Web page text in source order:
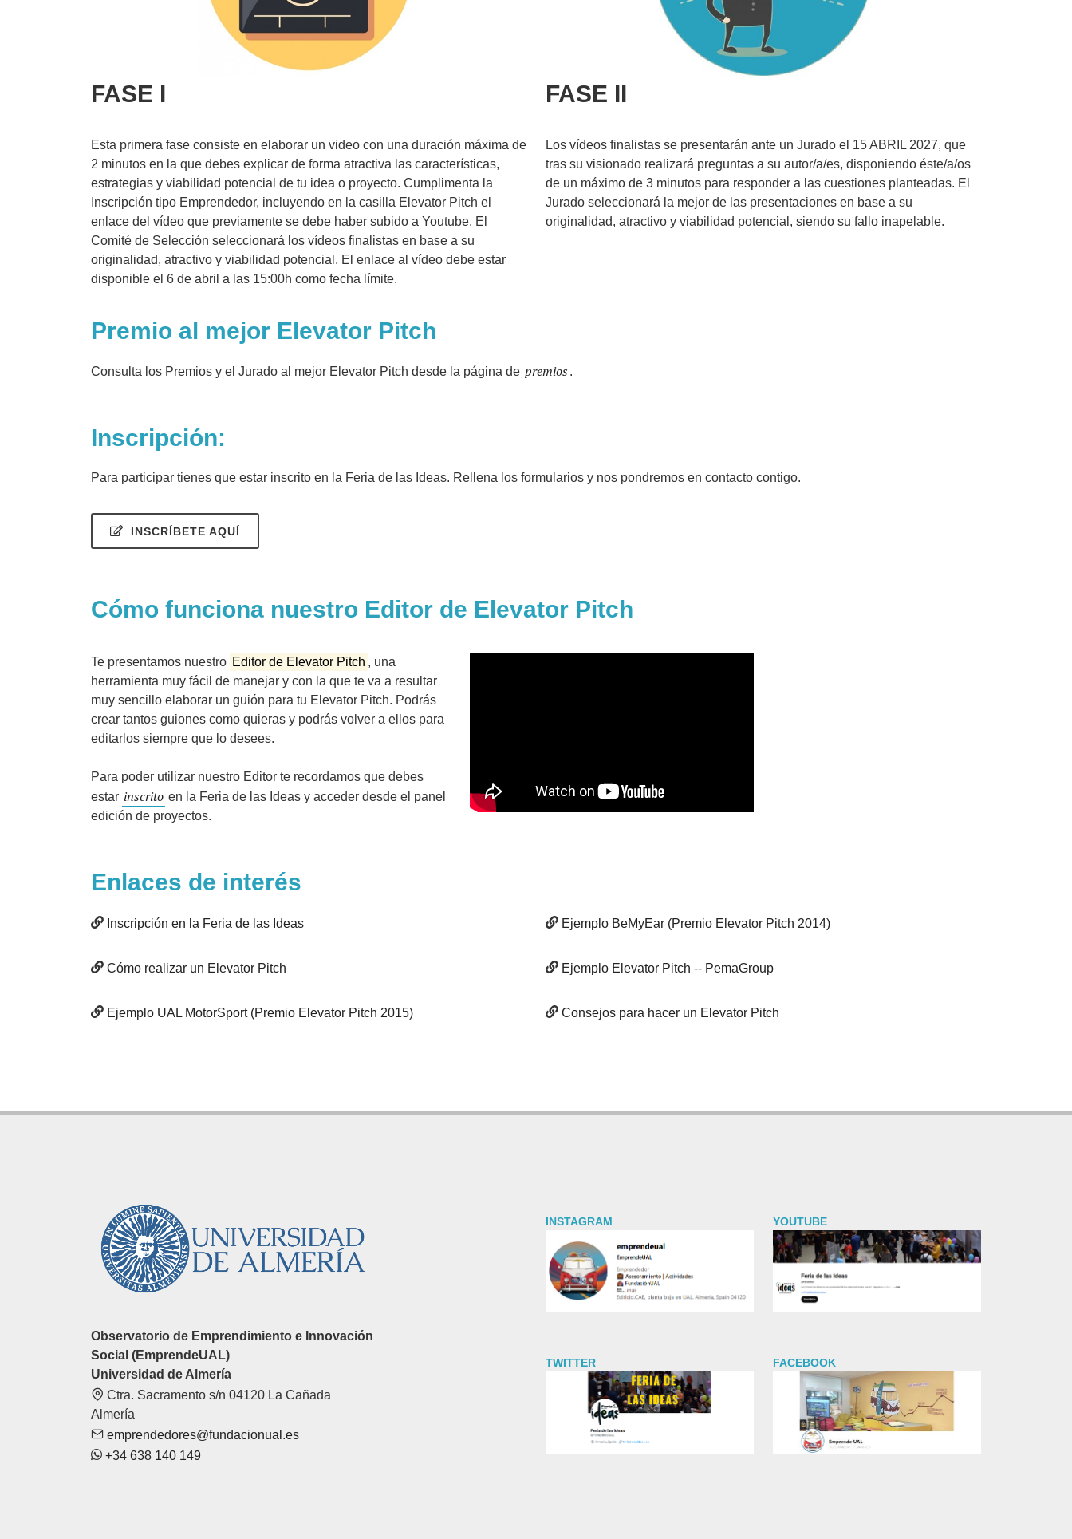
FASE I
Esta primera fase consiste en elaborar un video con una duración máxima de
2 minutos en la que debes explicar de forma atractiva las características,
estrategias y viabilidad potencial de tu idea o proyecto. Cumplimenta la
Inscripción tipo Emprendedor, incluyendo en la casilla Elevator Pitch el
enlace del vídeo que previamente se debe haber subido a Youtube. El
Comité de Selección seleccionará los vídeos finalistas en base a su
originalidad, atractivo y viabilidad potencial. El enlace al vídeo debe estar
disponible el 6 de abril a las 15:00h como fecha límite.
FASE II
Los vídeos finalistas se presentarán ante un Jurado el 15 ABRIL 2027, que
tras su visionado realizará preguntas a su autor/a/es, disponiendo éste/a/os
de un máximo de 3 minutos para responder a las cuestiones planteadas. El
Jurado seleccionará la mejor de las presentaciones en base a su
originalidad, atractivo y viabilidad potencial, siendo su fallo inapelable.
Premio al mejor Elevator Pitch
Consulta los Premios y el Jurado al mejor Elevator Pitch desde la página de premios .
Inscripción:
Para participar tienes que estar inscrito en la Feria de las Ideas. Rellena los formularios y nos pondremos en contacto contigo.
INSCRÍBETE AQUÍ
Cómo funciona nuestro Editor de Elevator Pitch
Te presentamos nuestro Editor de Elevator Pitch , una
herramienta muy fácil de manejar y con la que te va a resultar
muy sencillo elaborar un guión para tu Elevator Pitch. Podrás
crear tantos guiones como quieras y podrás volver a ellos para
editarlos siempre que lo desees.
Para poder utilizar nuestro Editor te recordamos que debes
estar inscrito en la Feria de las Ideas y acceder desde el panel
edición de proyectos.
Enlaces de interés
Inscripción en la Feria de las Ideas
Cómo realizar un Elevator Pitch
Ejemplo UAL MotorSport (Premio Elevator Pitch 2015)
Ejemplo BeMyEar (Premio Elevator Pitch 2014)
Ejemplo Elevator Pitch -- PemaGroup
Consejos para hacer un Elevator Pitch
Observatorio de Emprendimiento e Innovación
Social (EmprendeUAL)
Universidad de Almería
Ctra. Sacramento s/n 04120 La Cañada
Almería
emprendedores@fundacionual.es
+34 638 140 149
INSTAGRAM
TWITTER
YOUTUBE
FACEBOOK